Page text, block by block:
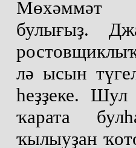
Мөхәммәт
булығыҙ.
лә ысын
һеҙҙеке.
ҡарата
ҡылыуҙан